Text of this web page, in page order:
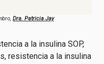
Dra. Patricia Jay